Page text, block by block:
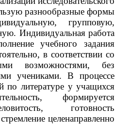
разнообразные формы
групповую,
Индивидуальная работа
учебного задания
в соответствии со
возможностями, без
учениками. В процессе
по литературе у учащихся
формируется
готовность
целенаправленно